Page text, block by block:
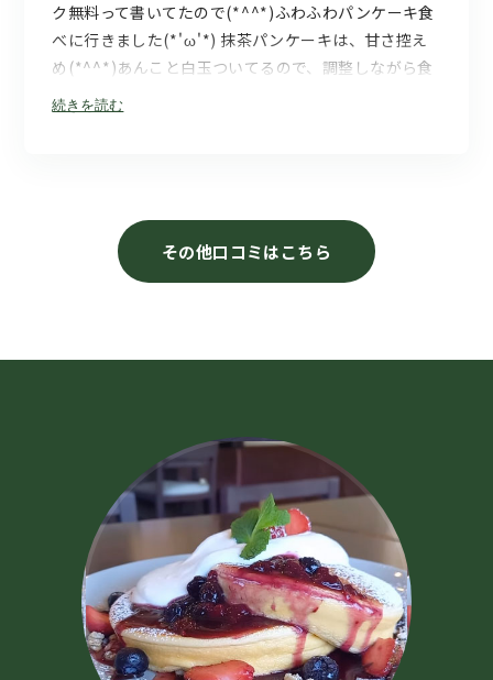
ク無料って書いてたので(⁠*⁠^⁠^⁠*⁠)ふわふわパンケーキ食
べに行きました(⁠*⁠'⁠ω⁠'⁠*⁠) 抹茶パンケーキは、甘さ控え
め(⁠*⁠^⁠^⁠*⁠)あんこと白玉ついてるので、調整しながら食
べたらおいしかった(⁠*⁠^⁠^⁠*⁠) 抹茶ソースかけて〜マタ味
店前には行かれると(⁠*⁠^⁠^⁠*⁠)スムーズに待たずに食べれ
るかと思います(⁠*⁠^⁠^⁠*⁠)
続きを読む
その他口コミはこちら